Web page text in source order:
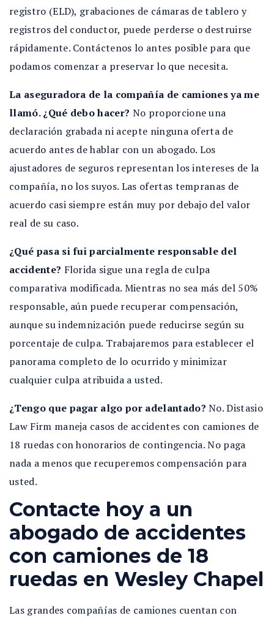
registro (ELD), grabaciones de cámaras de tablero y
registros del conductor, puede perderse o destruirse
rápidamente. Contáctenos lo antes posible para que
podamos comenzar a preservar lo que necesita.
La aseguradora de la compañía de camiones ya me
llamó. ¿Qué debo hacer? No proporcione una
declaración grabada ni acepte ninguna oferta de
acuerdo antes de hablar con un abogado. Los
ajustadores de seguros representan los intereses de la
compañía, no los suyos. Las ofertas tempranas de
acuerdo casi siempre están muy por debajo del valor
real de su caso.
¿Qué pasa si fui parcialmente responsable del
accidente? Florida sigue una regla de culpa
comparativa modificada. Mientras no sea más del 50%
responsable, aún puede recuperar compensación,
aunque su indemnización puede reducirse según su
porcentaje de culpa. Trabajaremos para establecer el
panorama completo de lo ocurrido y minimizar
cualquier culpa atribuida a usted.
¿Tengo que pagar algo por adelantado? No. Distasio
Law Firm maneja casos de accidentes con camiones de
18 ruedas con honorarios de contingencia. No paga
nada a menos que recuperemos compensación para
usted.
Contacte hoy a un
abogado de accidentes
con camiones de 18
ruedas en Wesley Chapel
Las grandes compañías de camiones cuentan con